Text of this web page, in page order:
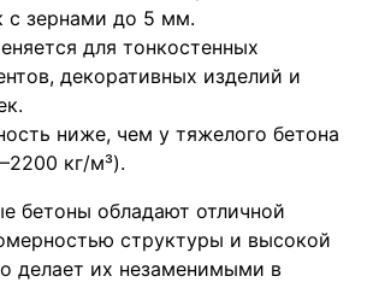
с зернами до 5 мм.
для тонкостенных
декоративных изделий и
ниже, чем у тяжелого бетона
кг/м³).
бетоны обладают отличной
структуры и высокой
делает их незаменимыми в